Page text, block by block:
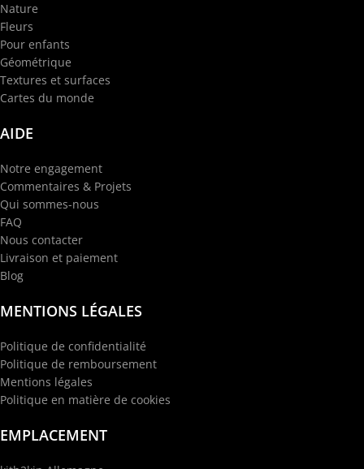
Nature
Fleurs
Pour enfants
Géométrique
Textures et surfaces
Cartes du monde
AIDE
Notre engagement
Commentaires & Projets
Qui sommes-nous
FAQ
Nous contacter
Livraison et paiement
Blog
MENTIONS LÉGALES
Politique de confidentialité
Politique de remboursement
Mentions légales
Politique en matière de cookies
EMPLACEMENT